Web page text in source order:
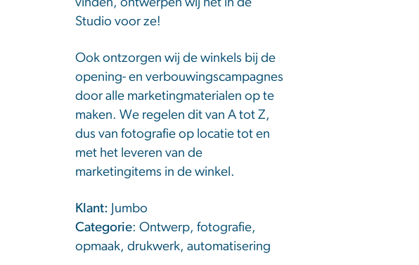
vinden, ontwerpen wij het in de
Studio voor ze!
Ook ontzorgen wij de winkels bij de
opening- en verbouwingscampagnes
door alle marketingmaterialen op te
maken. We regelen dit van A tot Z,
dus van fotografie op locatie tot en
met het leveren van de
marketingitems in de winkel.
Klant:
Jumbo
Categorie: Ontwerp, fotografie,
opmaak, drukwerk, automatisering